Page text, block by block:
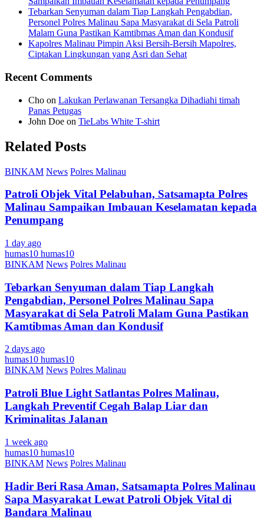
Tebarkan Senyuman dalam Tiap Langkah Pengabdian,
Personel Polres Malinau Sapa Masyarakat di Sela Patroli
Malam Guna Pastikan Kamtibmas Aman dan Kondusif
Kapolres Malinau Pimpin Aksi Bersih-Bersih Mapolres,
Ciptakan Lingkungan yang Asri dan Sehat
Recent Comments
Cho on Lakukan Perlawanan Tersangka Dihadiahi timah
Panas Petugas
John Doe on TieLabs White T-shirt
Related Posts
BINKAM News Polres Malinau
Patroli Objek Vital Pelabuhan, Satsamapta Polres
Malinau Sampaikan Imbauan Keselamatan kepada
Penumpang
1 day ago
humas10 humas10
BINKAM News Polres Malinau
Tebarkan Senyuman dalam Tiap Langkah
Pengabdian, Personel Polres Malinau Sapa
Masyarakat di Sela Patroli Malam Guna Pastikan
Kamtibmas Aman dan Kondusif
2 days ago
humas10 humas10
BINKAM News Polres Malinau
Patroli Blue Light Satlantas Polres Malinau,
Langkah Preventif Cegah Balap Liar dan
Kriminalitas Jalanan
1 week ago
humas10 humas10
BINKAM News Polres Malinau
Hadir Beri Rasa Aman, Satsamapta Polres Malinau
Sapa Masyarakat Lewat Patroli Objek Vital di
Bandara Malinau